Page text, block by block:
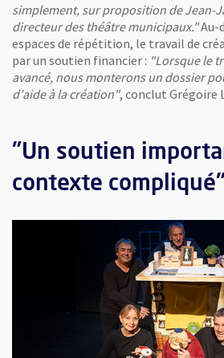
simplement, sur proposition de Jean-
directeur des théâtre municipaux."Au-
espaces de répétition, le travail de
par un soutien financier : "Lorsque le
avancé, nous monterons un dossier
d'aide à la création", conclut Grégoire
"Un soutien
contexte compliqué"